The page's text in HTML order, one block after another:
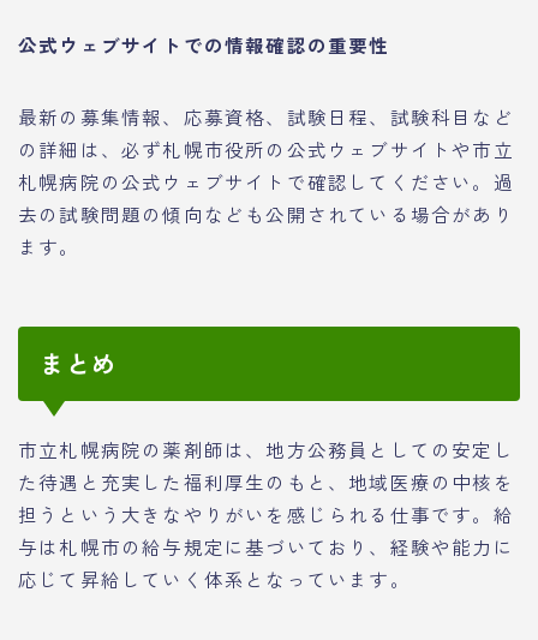
公式ウェブサイトでの情報確認の重要性
最新の募集情報、応募資格、試験日程、試験科目など
の詳細は、必ず札幌市役所の公式ウェブサイトや市立
札幌病院の公式ウェブサイトで確認してください。過
去の試験問題の傾向なども公開されている場合があり
ます。
まとめ
市立札幌病院の薬剤師は、地方公務員としての安定し
た待遇と充実した福利厚生のもと、地域医療の中核を
担うという大きなやりがいを感じられる仕事です。給
与は札幌市の給与規定に基づいており、経験や能力に
応じて昇給していく体系となっています。